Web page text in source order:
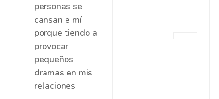
personas se
cansan e mí
porque tiendo a
provocar
pequeños
dramas en mis
relaciones